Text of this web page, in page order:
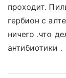
проходит.
гербион с
ничего .что
антибиотики .